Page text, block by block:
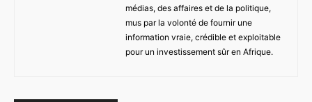
médias, des affaires et de la politique,
mus par la volonté de fournir une
information vraie, crédible et exploitable
pour un investissement sûr en Afrique.